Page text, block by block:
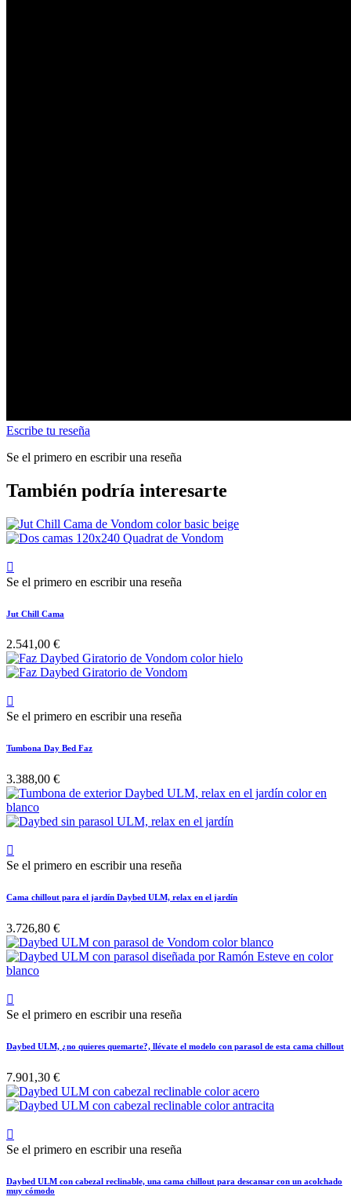
Escribe tu reseña
Se el primero en escribir una reseña
También podría interesarte

Se el primero en escribir una reseña
Jut Chill Cama
2.541,00 €

Se el primero en escribir una reseña
Tumbona Day Bed Faz
3.388,00 €

Se el primero en escribir una reseña
Cama chillout para el jardín Daybed ULM, relax en el jardín
3.726,80 €

Se el primero en escribir una reseña
Daybed ULM, ¿no quieres quemarte?, llévate el modelo con parasol de esta cama chillout
7.901,30 €

Se el primero en escribir una reseña
Daybed ULM con cabezal reclinable, una cama chillout para descansar con un acolchado
muy cómodo